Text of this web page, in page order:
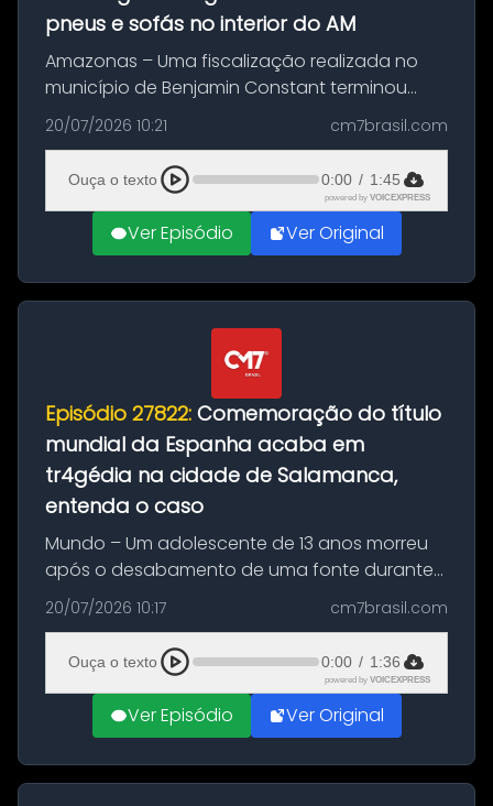
pneus e sofás no interior do AM
Amazonas – Uma fiscalização realizada no
município de Benjamin Constant terminou
com a apreensão de aproximadamente 115
quilos de entorpecentes em uma
embarcação atracada no porto da cidade. O
materia...
20/07/2026 10:21 cm7brasil.com
Ouça o texto 0:00 / 1:45
powered by VOICEXPRESS
Ver Episódio Ver Original
Episódio 27822: Comemoração do título
mundial da Espanha acaba em
tr4gédia na cidade de Salamanca,
entenda o caso
Mundo – Um adolescente de 13 anos morreu
após o desabamento de uma fonte durante
as comemorações pelo título da Copa do
Mundo conquistado pela Espanha, em
Ciudad Rodrigo, na província de Salamanca,
no...
20/07/2026 10:17 cm7brasil.com
Ouça o texto 0:00 / 1:36
powered by VOICEXPRESS
Ver Episódio Ver Original